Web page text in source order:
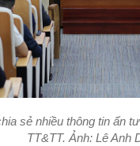
sẻ nhiều thông tin ấn
TT&TT. Ảnh: Lê Anh